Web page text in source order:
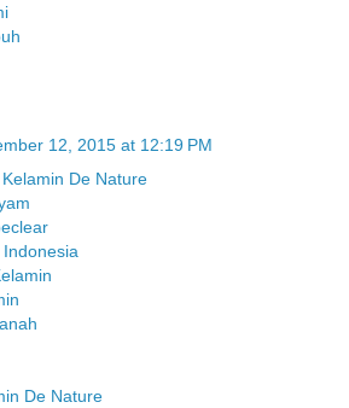
12, 2015 at 12:19 PM
De Nature
De Nature